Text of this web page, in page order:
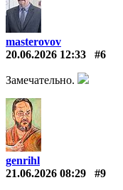
masterovov
20.06.2026 12:33
#6
Замечательно.
genrihl
21.06.2026 08:29
#9